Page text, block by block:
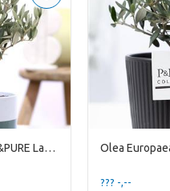
Olea Europaea in P&PURE Lauren ceramics
??? -,--